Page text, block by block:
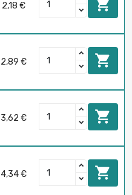
2,18 € 
2,89 € 
3,62 € 
4,34 € 